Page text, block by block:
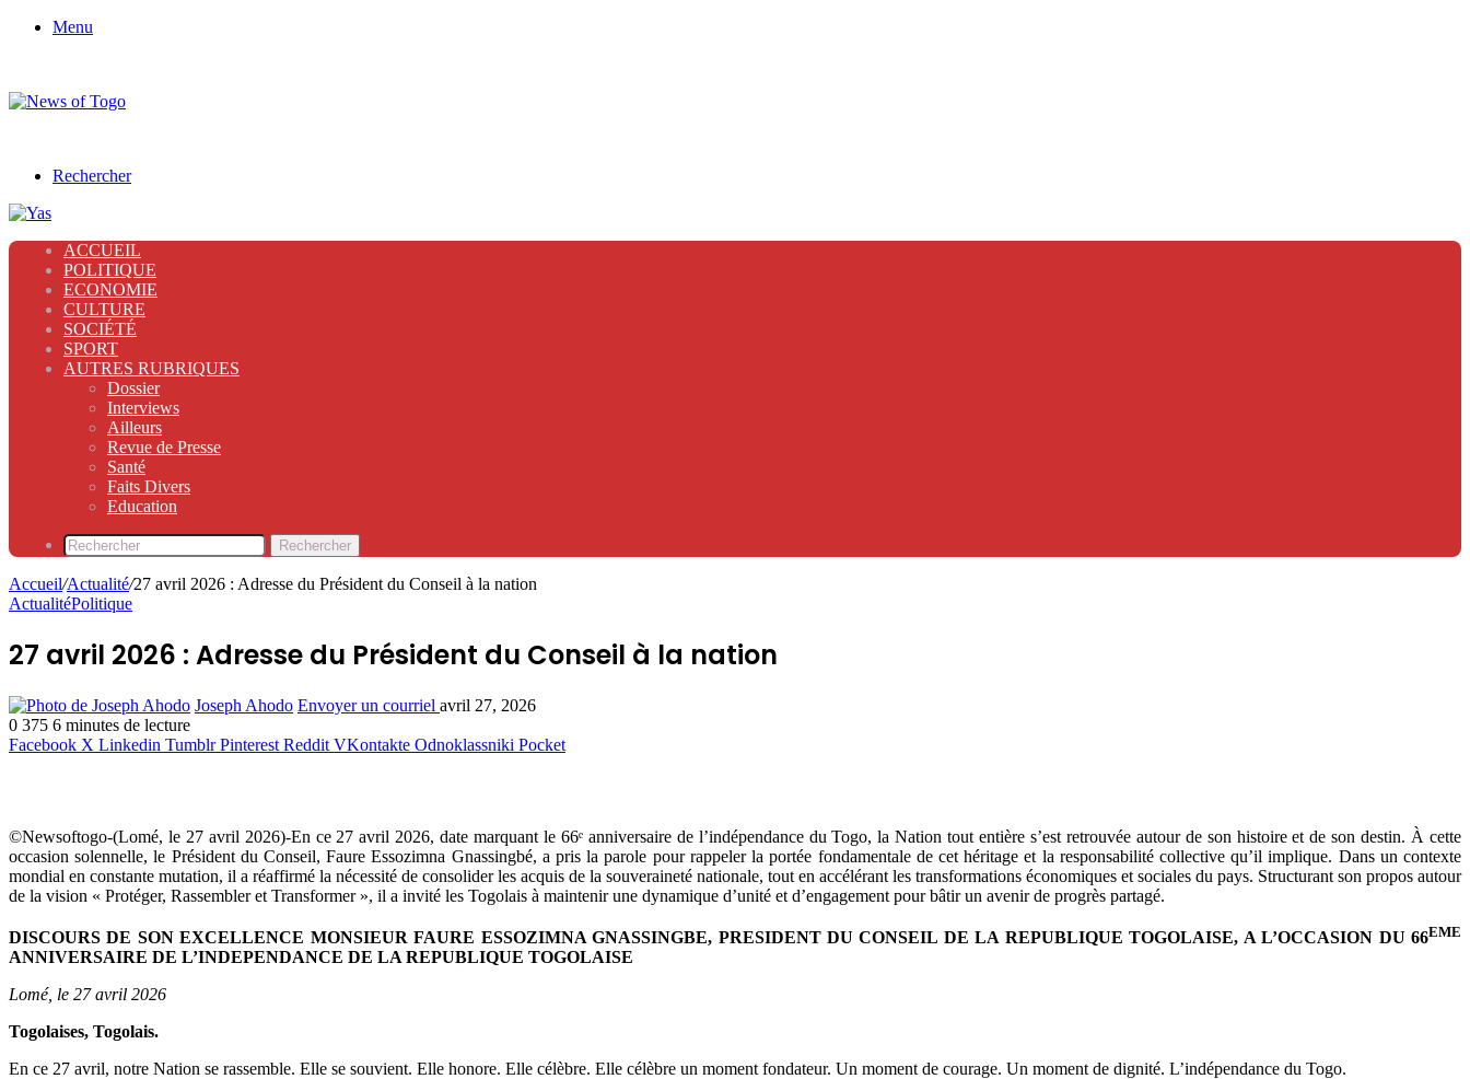
Menu
Rechercher
ACCUEIL
POLITIQUE
ECONOMIE
CULTURE
SOCIÉTÉ
SPORT
AUTRES RUBRIQUES
Dossier
Interviews
Ailleurs
Revue de Presse
Santé
Faits Divers
Education
Rechercher
Accueil/Actualité/27 avril 2026 : Adresse du Président du Conseil à la nation
ActualitéPolitique
27 avril 2026 : Adresse du Président du Conseil à la nation
Joseph Ahodo Envoyer un courriel avril 27, 2026
0 375 6 minutes de lecture
Facebook X Linkedin Tumblr Pinterest Reddit VKontakte Odnoklassniki Pocket
©Newsoftogo-(Lomé, le 27 avril 2026)-En ce 27 avril 2026, date marquant le 66ᵉ anniversaire de l’indépendance du Togo, la Nation tout entière s’est retrouvée autour de son histoire et de son destin. À cette
occasion solennelle, le Président du Conseil, Faure Essozimna Gnassingbé, a pris la parole pour rappeler la portée fondamentale de cet héritage et la responsabilité collective qu’il implique. Dans un contexte
mondial en constante mutation, il a réaffirmé la nécessité de consolider les acquis de la souveraineté nationale, tout en accélérant les transformations économiques et sociales du pays. Structurant son propos autour
de la vision « Protéger, Rassembler et Transformer », il a invité les Togolais à maintenir une dynamique d’unité et d’engagement pour bâtir un avenir de progrès partagé.
DISCOURS DE SON EXCELLENCE MONSIEUR FAURE ESSOZIMNA GNASSINGBE, PRESIDENT DU CONSEIL DE LA REPUBLIQUE TOGOLAISE, A L’OCCASION DU 66EME
ANNIVERSAIRE DE L’INDEPENDANCE DE LA REPUBLIQUE TOGOLAISE
Lomé, le 27 avril 2026
Togolaises, Togolais.
En ce 27 avril, notre Nation se rassemble. Elle se souvient. Elle honore. Elle célèbre. Elle célèbre un moment fondateur. Un moment de courage. Un moment de dignité. L’indépendance du Togo.